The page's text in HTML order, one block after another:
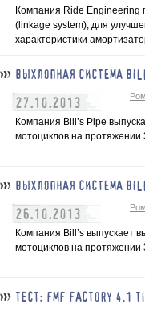
Компания Ride Engineering
(linkage system), для
характеристики
ВЫХЛОПНАЯ СИСТЕМА
27.10.2013
Компания Bill’s Pipe
мотоциклов на протяжении
ВЫХЛОПНАЯ СИСТЕМА
26.10.2013
Компания Bill’s выпускает
мотоциклов на протяжении
ТЕСТ: FMF FACTORY 4.1